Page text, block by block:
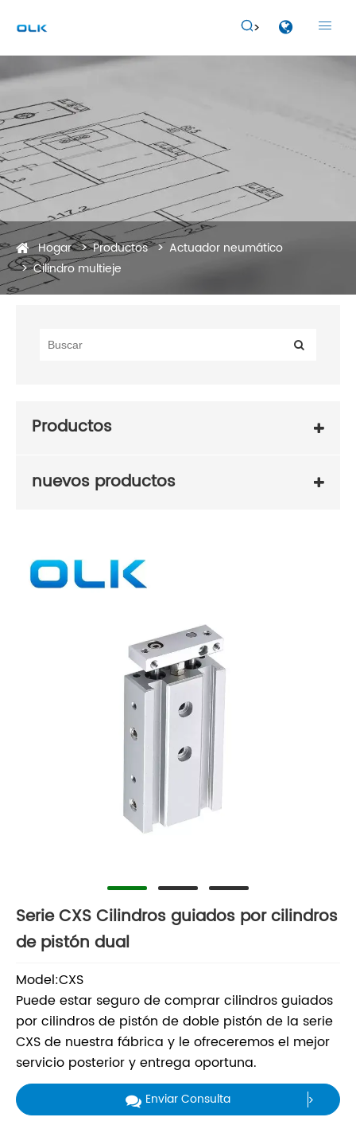
 
Hogar Productos
Actuador neumático
Cilindro multieje
Productos
nuevos productos
Serie CXS Cilindros guiados por cilindros
de pistón dual
Model:CXS
Puede estar seguro de comprar cilindros guiados
por cilindros de pistón de doble pistón de la serie
CXS de nuestra fábrica y le ofreceremos el mejor
servicio posterior y entrega oportuna.
Enviar Consulta